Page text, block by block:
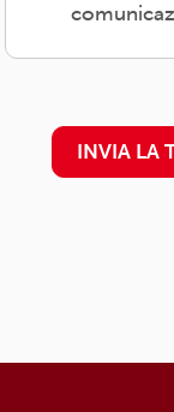
o
INVIA LA